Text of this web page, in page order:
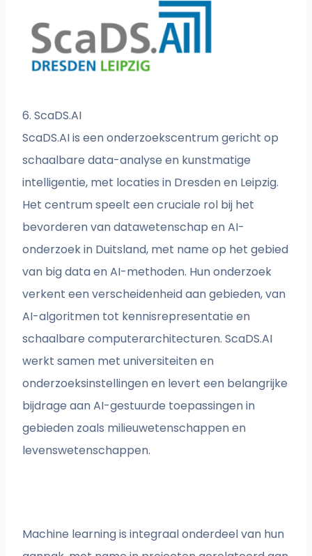
6. ScaDS.AI
ScaDS.AI is een onderzoekscentrum gericht op
schaalbare data-analyse en kunstmatige
intelligentie, met locaties in Dresden en Leipzig.
Het centrum speelt een cruciale rol bij het
bevorderen van datawetenschap en AI-
onderzoek in Duitsland, met name op het gebied
van big data en AI-methoden. Hun onderzoek
verkent een verscheidenheid aan gebieden, van
AI-algoritmen tot kennisrepresentatie en
schaalbare computerarchitecturen. ScaDS.AI
werkt samen met universiteiten en
onderzoeksinstellingen en levert een belangrijke
bijdrage aan AI-gestuurde toepassingen in
gebieden zoals milieuwetenschappen en
levenswetenschappen.
Machine learning is integraal onderdeel van hun